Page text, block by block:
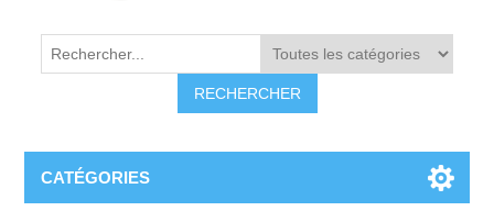
RECHERCHER
CATÉGORIES